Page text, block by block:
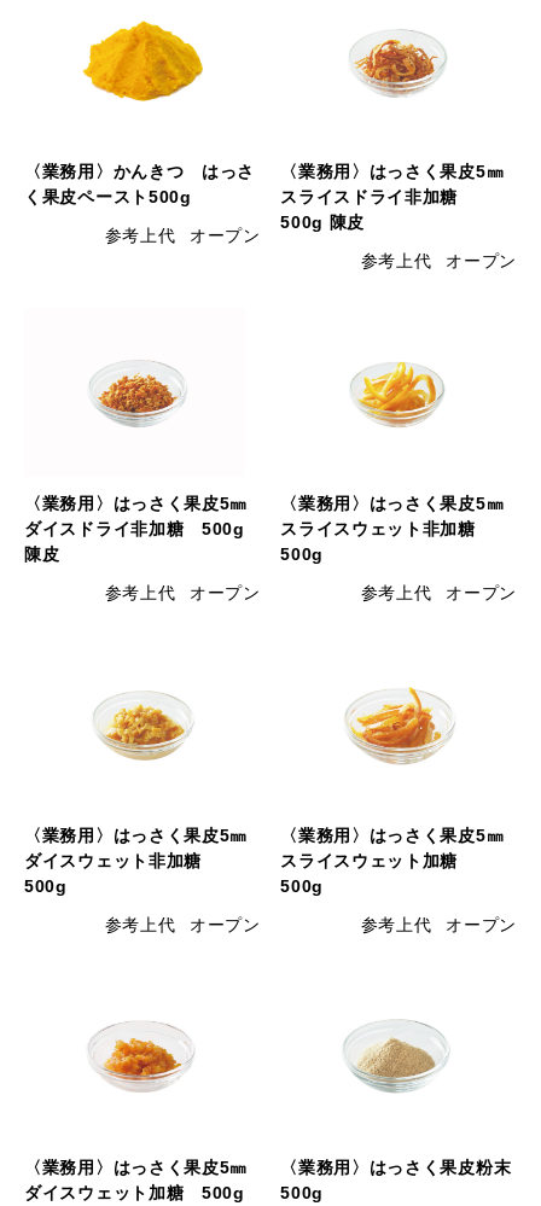
〈業務用〉かんきつ はっさ
く果皮ペースト500g
参考上代
オープン
〈業務用〉はっさく果皮5㎜
スライスドライ非加糖
500g 陳皮
参考上代
オープン
〈業務用〉はっさく果皮5㎜
ダイスドライ非加糖 500g
陳皮
参考上代
オープン
〈業務用〉はっさく果皮5㎜
スライスウェット非加糖
500g
参考上代
オープン
〈業務用〉はっさく果皮5㎜
ダイスウェット非加糖
500g
参考上代
オープン
〈業務用〉はっさく果皮5㎜
スライスウェット加糖
500g
参考上代
オープン
〈業務用〉はっさく果皮5㎜
ダイスウェット加糖 500g
〈業務用〉はっさく果皮粉末
500g